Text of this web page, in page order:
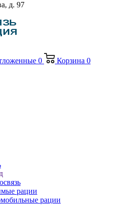
д. 97
0 Корзина 0
рации
рации